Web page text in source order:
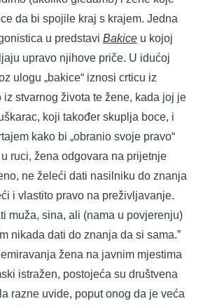
da bi spojile kraj s krajem. Jedna
u predstavi Bakice u kojoj
upravo njihove priče. U idućoj
ulogu „bakice“ iznosi crticu iz
iz stvarnog života te žene, kada joj je
koji također skuplja boce, i
kako bi „obranio svoje pravo“
ruci, žena odgovara na prijetnje
ne želeći dati nasilniku do znanja
i vlastito pravo na preživljavanje.
muža, sina, ali (nama u povjerenju)
nikada dati do znanja da si sama.”
žena na javnim mjestima
istražen, postojeća su društvena
razne uvide, poput onog da je veća